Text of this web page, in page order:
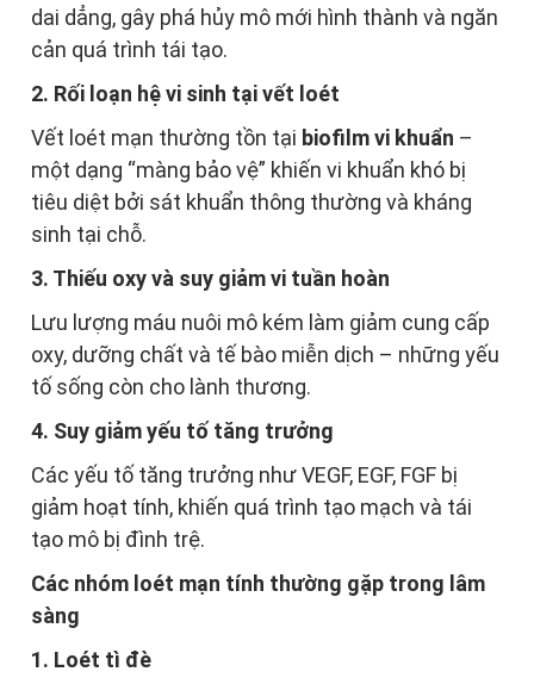
dai dẳng, gây phá hủy mô mới hình thành và ngăn
cản quá trình tái tạo.
2. Rối loạn hệ vi sinh tại vết loét
Vết loét mạn thường tồn tại biofilm vi khuẩn –
một dạng “màng bảo vệ” khiến vi khuẩn khó bị
tiêu diệt bởi sát khuẩn thông thường và kháng
sinh tại chỗ.
3. Thiếu oxy và suy giảm vi tuần hoàn
Lưu lượng máu nuôi mô kém làm giảm cung cấp
oxy, dưỡng chất và tế bào miễn dịch – những yếu
tố sống còn cho lành thương.
4. Suy giảm yếu tố tăng trưởng
Các yếu tố tăng trưởng như VEGF, EGF, FGF bị
giảm hoạt tính, khiến quá trình tạo mạch và tái
tạo mô bị đình trệ.
Các nhóm loét mạn tính thường gặp trong lâm
sàng
1. Loét tì đè